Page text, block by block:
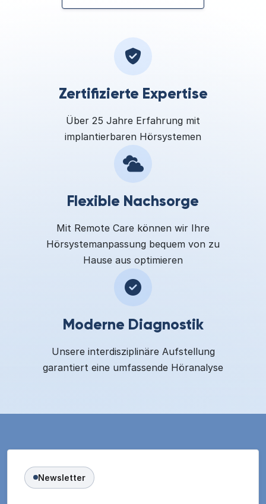
Zertifizierte Expertise
Über 25 Jahre Erfahrung mit
implantierbaren Hörsystemen
Flexible Nachsorge
Mit Remote Care können wir Ihre
Hörsystemanpassung bequem von zu
Hause aus optimieren
Moderne Diagnostik
Unsere interdisziplinäre Aufstellung
garantiert eine umfassende Höranalyse
Newsletter